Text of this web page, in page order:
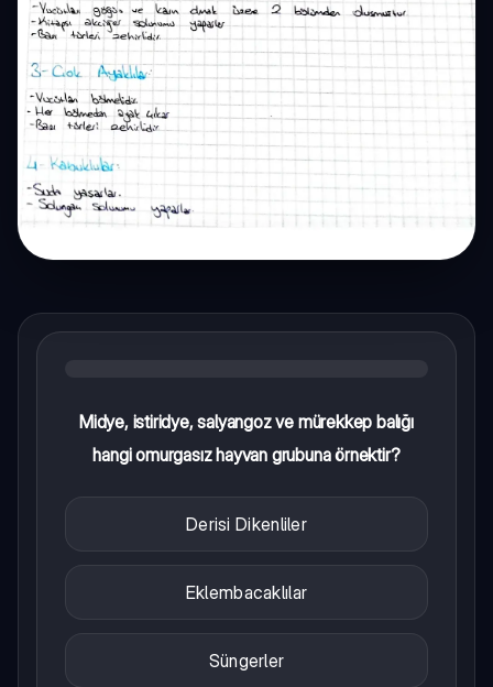
Midye, istiridye, salyangoz ve mürekkep balığı
hangi omurgasız hayvan grubuna örnektir?
Derisi Dikenliler
Eklembacaklılar
Süngerler